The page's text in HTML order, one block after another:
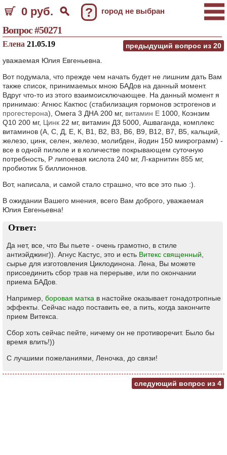
0 руб. ? город не выбран
Вопрос #50271
предыдущий вопрос из 20
Елена 21.05.19
уважаемая Юлия Евгеньевна.
Вот подумала, что прежде чем начать будет не лишним дать Вам
также список, принимаемых мною БАДов на данный момент.
Вдруг что-то из этого взаимоисключающее. На данный момент я
принимаю: Агнюс Кактюс (стабилизация гормонов эстрогенов и
прогестерона), Омега 3 ДНА 200 мг, витамин Е 1000, Коэнзим
Q10 200 мг, Цинк 22 мг, витамин Д3 5000, Ашваганда, комплекс
витаминов (А, С, Д, Е, К, В1, В2, В3, В6, В9, В12, В7, В5, кальций,
железо, цинк, селен, железо, молибден, йодин 150 микрограмм) -
все в одной пилюле и в количестве покрывающем суточную
потребность, Р липоевая кислота 240 мг, Л-карнитин 855 мг,
пробиотик 5 биллионнов.
Вот, написала, и самой стало страшно, что все это пью :).
В ожидании Вашего мнения, всего Вам доброго, уважаемая
Юлия Евгеньевна!
Ответ:
Да нет, все, что Вы пьете - очень грамотно, в стиле
антиэйджинг)). Агнус Кастус, это и есть Витекс священный
сырье для изготовления Циклодинона. Лена, Вы можете
присоединить сбор трав на перерыве, или по окончании
приема БАДов.
Например, боровая матка в настойке оказывает гонадотропные
эффекты. Сейчас надо поставить ее, а пить, когда закончите
прием Витекса.
Сбор хоть сейчас пейте, ничему он не противоречит. Было бы
время влить!))
С лучшими пожеланиями, Леночка, до связи!
следующий вопрос из 4